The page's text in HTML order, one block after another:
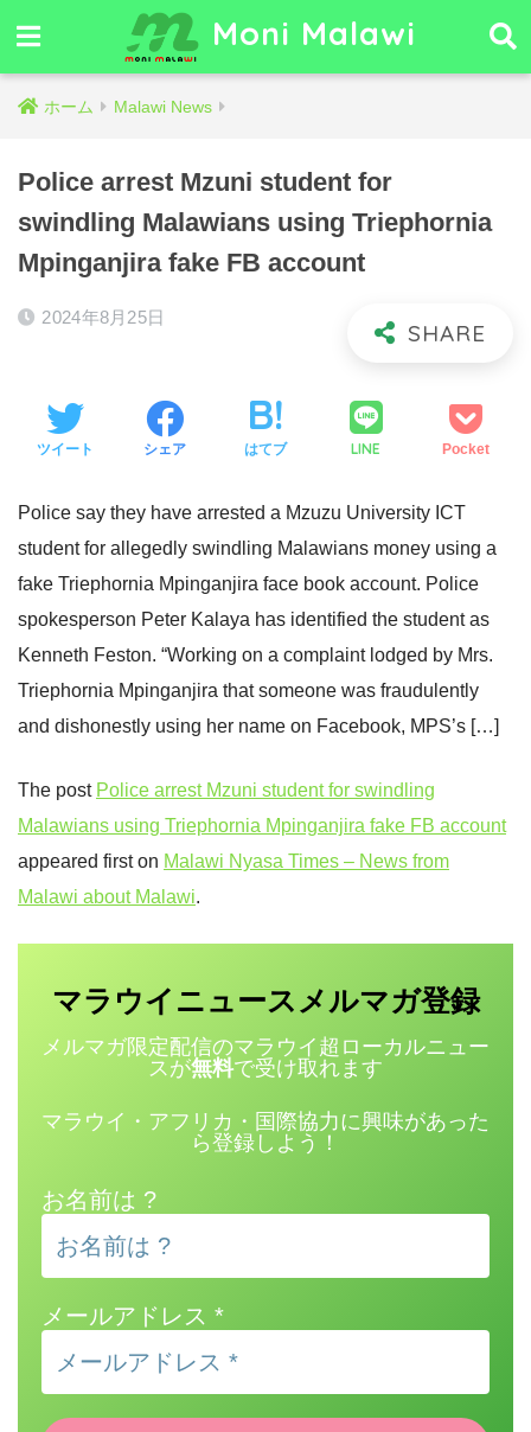
Moni Malawi
ホーム Malawi News
Police arrest Mzuni student for
swindling Malawians using Triephornia
Mpinganjira fake FB account
2024年8月25日
ツイート シェア はてブ LINE Pocket
Police say they have arrested a Mzuzu University ICT
student for allegedly swindling Malawians money using a
fake Triephornia Mpinganjira face book account. Police
spokesperson Peter Kalaya has identified the student as
Kenneth Feston. “Working on a complaint lodged by Mrs.
Triephornia Mpinganjira that someone was fraudulently
and dishonestly using her name on Facebook, MPS’s […]
The post Police arrest Mzuni student for swindling
Malawians using Triephornia Mpinganjira fake FB account
appeared first on Malawi Nyasa Times – News from
Malawi about Malawi.
マラウイニュース メルマガ登録
メルマガ限定配信のマラウイ超ローカルニュー
スが無料で受け取れます
マラウイ・アフリカ・国際協力に興味があった
ら登録しよう！
お名前は ?
メールアドレス *